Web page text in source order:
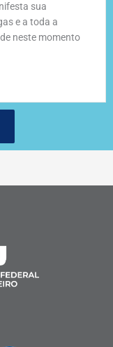
sua
e a toda a
neste momento